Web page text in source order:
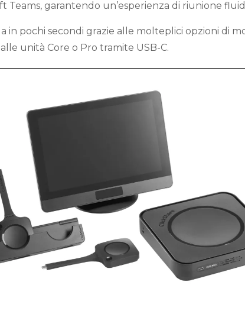
Teams, garantendo un’esperienza di riunione
in pochi secondi grazie alle molteplici opzioni di
unità Core o Pro tramite USB-C.